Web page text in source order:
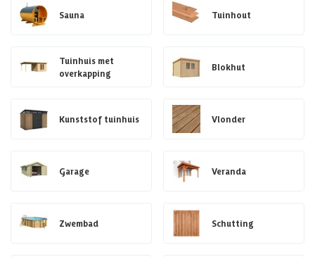
Sauna Tuinhout
Tuinhuis met
overkapping
Blokhut
Kunststof tuinhuis Vlonder
Garage Veranda
Zwembad Schutting